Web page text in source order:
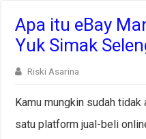
Apa itu eBay
Yuk Simak
Riski Asarina
Kamu mungkin sudah
satu platform jual-beli